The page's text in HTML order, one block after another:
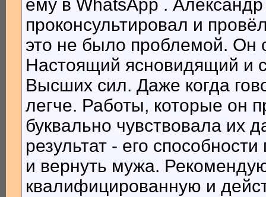
ему в WhatsApp .
проконсультировал и
это не было проблемой. Он
Настоящий ясновидящий и
Высших сил. Даже когда
легче. Работы, которые он
буквально чувствовала их
результат - его
и вернуть мужа.
квалифицированную и